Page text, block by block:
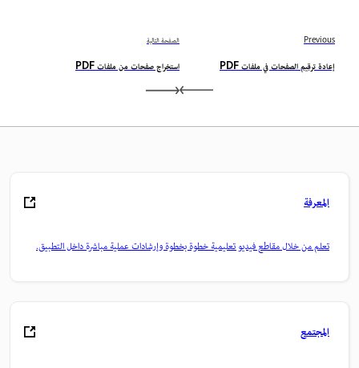
Previous
إعادة ترقيم الصفحات في ملفات PDF
الصفحة التالية
استخراج صفحات من ملفات PDF
المعرفة
تعلم من خلال مقاطع فيديو تعليمية خطوة بخطوة وإرشادات عملية مباشرة داخل التطبيق.
المجتمع